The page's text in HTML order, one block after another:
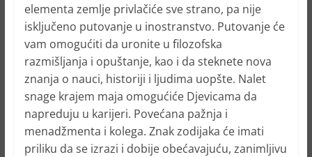
elementa zemlje privlačiće sve strano, pa nije
isključeno putovanje u inostranstvo. Putovanje će
vam omogućiti da uronite u filozofska
razmišljanja i opuštanje, kao i da steknete nova
znanja o nauci, historiji i ljudima uopšte. Nalet
snage krajem maja omogućiće Djevicama da
napreduju u karijeri. Povećana pažnja i
menadžmenta i kolega. Znak zodijaka će imati
priliku da se izrazi i dobije obećavajuću, zanimljivu